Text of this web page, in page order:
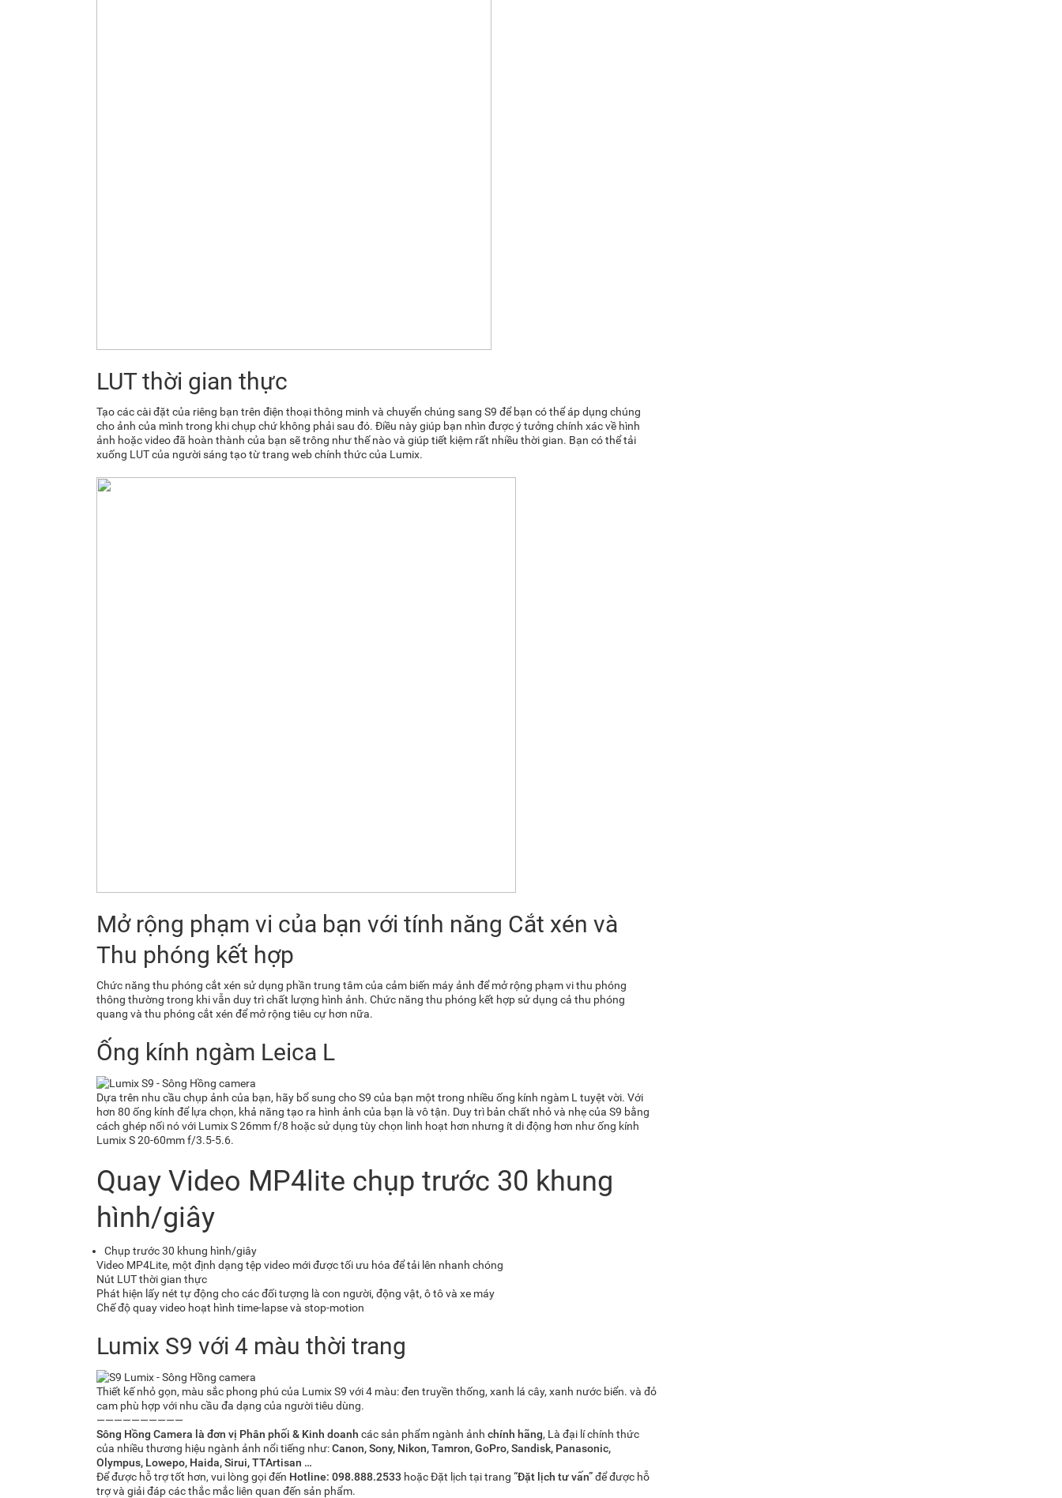
LUT thời gian thực
Tạo các cài đặt của riêng bạn trên điện thoại thông minh và chuyển chúng sang S9 để bạn có thể áp dụng chúng
cho ảnh của mình trong khi chụp chứ không phải sau đó. Điều này giúp bạn nhìn được ý tưởng chính xác về hình
ảnh hoặc video đã hoàn thành của bạn sẽ trông như thế nào và giúp tiết kiệm rất nhiều thời gian. Bạn có thể tải
xuống LUT của người sáng tạo từ trang web chính thức của Lumix.
Mở rộng phạm vi của bạn với tính năng Cắt xén và
Thu phóng kết hợp
Chức năng thu phóng cắt xén sử dụng phần trung tâm của cảm biến máy ảnh để mở rộng phạm vi thu phóng
thông thường trong khi vẫn duy trì chất lượng hình ảnh. Chức năng thu phóng kết hợp sử dụng cả thu phóng
quang và thu phóng cắt xén để mở rộng tiêu cự hơn nữa.
Ống kính ngàm Leica L
Dựa trên nhu cầu chụp ảnh của bạn, hãy bổ sung cho S9 của bạn một trong nhiều ống kính ngàm L tuyệt vời. Với
hơn 80 ống kính để lựa chọn, khả năng tạo ra hình ảnh của bạn là vô tận. Duy trì bản chất nhỏ và nhẹ của S9 bằng
cách ghép nối nó với Lumix S 26mm f/8 hoặc sử dụng tùy chọn linh hoạt hơn nhưng ít di động hơn như ống kính
Lumix S 20-60mm f/3.5-5.6.
Quay Video MP4lite chụp trước 30 khung
hình/giây
Chụp trước 30 khung hình/giây
Video MP4Lite, một định dạng tệp video mới được tối ưu hóa để tải lên nhanh chóng
Nút LUT thời gian thực
Phát hiện lấy nét tự động cho các đối tượng là con người, động vật, ô tô và xe máy
Chế độ quay video hoạt hình time-lapse và stop-motion
Lumix S9 với 4 màu thời trang
Thiết kế nhỏ gọn, màu sắc phong phú của Lumix S9 với 4 màu: đen truyền thống, xanh lá cây, xanh nước biển. và đỏ
cam phù hợp với nhu cầu đa dạng của người tiêu dùng.
——————————
Sông Hồng Camera là đơn vị Phân phối & Kinh doanh các sản phẩm ngành ảnh chính hãng, Là đại lí chính thức
của nhiều thương hiệu ngành ảnh nổi tiếng như:Canon, Sony, Nikon, Tamron, GoPro, Sandisk, Panasonic,
Olympus, Lowepo, Haida, Sirui, TTArtisan …
Để được hỗ trợ tốt hơn, vui lòng gọi đến Hotline: 098.888.2533 hoặc Đặt lịch tại trang “Đặt lịch tư vấn”để được hỗ
trợ và giải đáp các thắc mắc liên quan đến sản phẩm.